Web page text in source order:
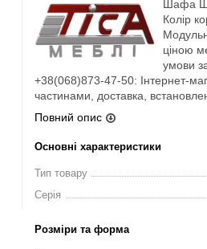
Шафа
Колір
ціною
умови
+38(068)873-47-50: Інтернет-
частинами, доставка,
Повний опис
Основні характеристики
Тип товару
Серія
Розміри та форма